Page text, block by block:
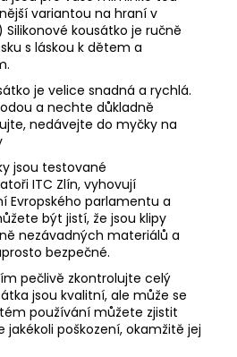
variantou na hraní v
kousátko je ručně
s láskou k dětem a
je velice snadná a rychlá.
a nechte důkladně
nedávejte do myčky na
jsou testované
ITC Zlín, vyhovují
Evropského parlamentu a
být jistí, že jsou klipy
nezávadných materiálů a
bezpečné.
pečlivě zkontrolujte celý
jsou kvalitní, ale může se
používání můžete zjistit
jakékoli poškození, okamžitě jej